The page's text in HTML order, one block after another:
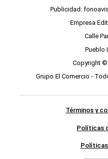
Publicidad:
Empresa
Calle
Pueblo
Copyright
Grupo El Comercio -
Términos y
Políticas